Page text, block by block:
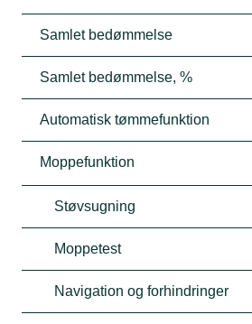
Samlet bedømmelse
Samlet bedømmelse, %
Automatisk tømmefunktion
Moppefunktion
Støvsugning
Moppetest
Navigation og forhindringer